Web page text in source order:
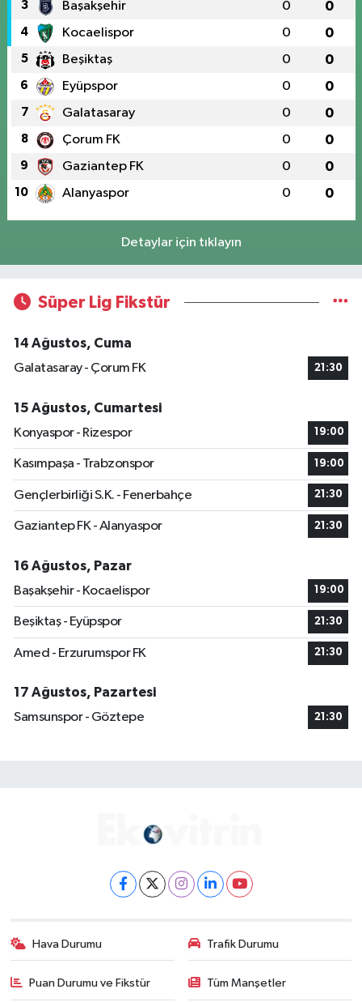
3 Başakşehir 0 0
4 Kocaelispor 0 0
5 Beşiktaş 0 0
6 Eyüpspor 0 0
7 Galatasaray 0 0
8 Çorum FK 0 0
9 Gaziantep FK 0 0
10 Alanyaspor 0 0
Detaylar için tıklayın
Süper Lig Fikstür
14 Ağustos, Cuma
Galatasaray - Çorum FK
21:30
15 Ağustos, Cumartesi
Konyaspor - Rizespor
19:00
Kasımpaşa - Trabzonspor 19:00
Gençlerbirliği S.K. - Fenerbahçe 21:30
Gaziantep FK - Alanyaspor 21:30
16 Ağustos, Pazar
Başakşehir - Kocaelispor
19:00
Beşiktaş - Eyüpspor 21:30
Amed - Erzurumspor FK 21:30
17 Ağustos, Pazartesi
Samsunspor - Göztepe
21:30
Hava Durumu Trafik Durumu
Puan Durumu ve Fikstür Tüm Manşetler